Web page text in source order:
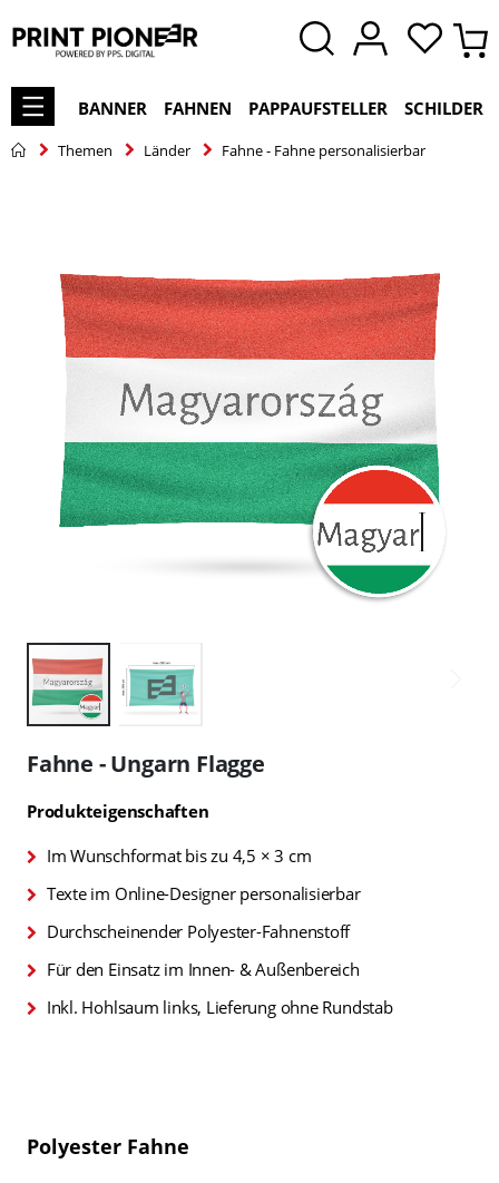
BANNER FAHNEN PAPPAUFSTELLER SCHILDER
Themen Länder Fahne - Fahne personalisierbar
springen
Anfang
der
springen
Fahne - Ungarn Flagge
Produkteigenschaften
Im Wunschformat bis zu 4,5 × 3 cm
Texte im Online-Designer personalisierbar
Durchscheinender Polyester-Fahnenstoff
Für den Einsatz im Innen- & Außenbereich
Inkl. Hohlsaum links, Lieferung ohne Rundstab
Polyester Fahne